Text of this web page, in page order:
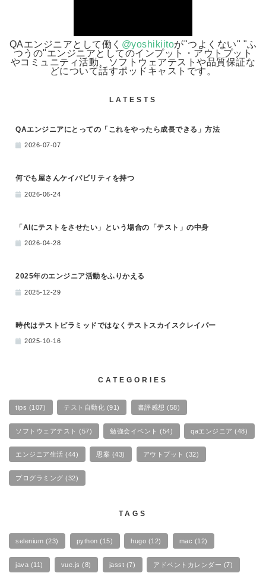
QAエンジニアとして働く @yoshikiitoが"つよくない" "ふ
つうの"エンジニアとしてのインプット・アウトプット
やコミュニティ活動、ソフトウェアテストや品質保証な
どについて話すポッドキャストです。
LATESTS
QAエンジニアにとっての「これをやったら成長できる」方法
2026-07-07
何でも屋さんケイパビリティを持つ
2026-06-24
「AIにテストをさせたい」という場合の「テスト」の中身
2026-04-28
2025年のエンジニア活動をふりかえる
2025-12-29
時代はテストピラミッドではなくテストスカイスクレイパー
2025-10-16
CATEGORIES
tips (107) テスト自動化 (91) 書評感想(58)
ソフトウェアテスト(57) 勉強会イベント(54) qaエンジニア(48)
エンジニア生活(44) 思案 (43) アウトプット(32)
プログラミング(32)
TAGS
selenium (23) python(15) hugo (12) mac (12)
java (11) vue.js(8) jasst (7) アドベントカレンダー (7)